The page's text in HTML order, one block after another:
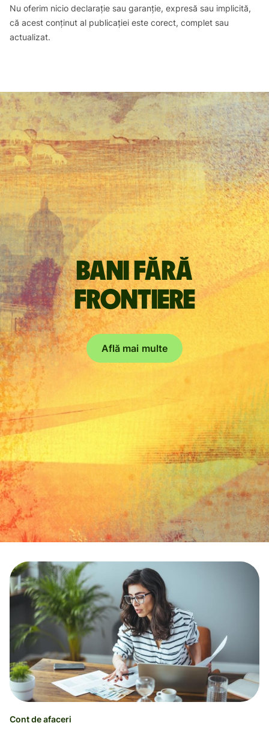
Nu oferim nicio declarație sau garanție, expresă sau implicită,
că acest conținut al publicației este corect, complet sau
actualizat.
Bani fără
frontiere
Află mai multe
Cont de afaceri